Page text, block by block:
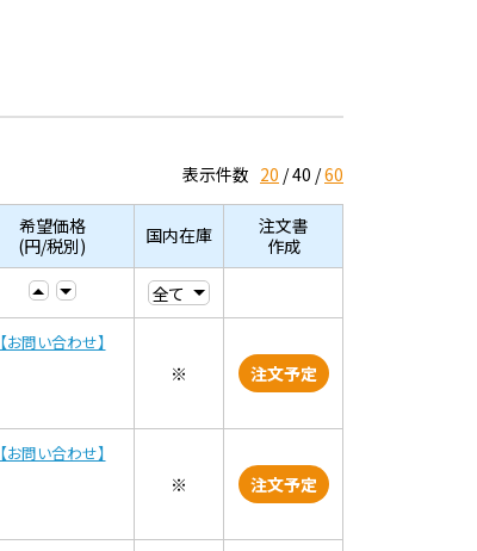
表示件数 20 40 60
希望価格
(円/税別)
国内在庫
注文書
作成
【お問い合わせ】
※ 注文予定
【お問い合わせ】
※ 注文予定